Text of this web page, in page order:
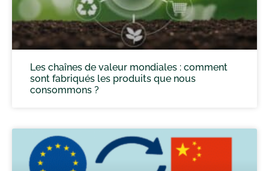
Les chaînes de valeur mondiales : comment
sont fabriqués les produits que nous
consommons ?